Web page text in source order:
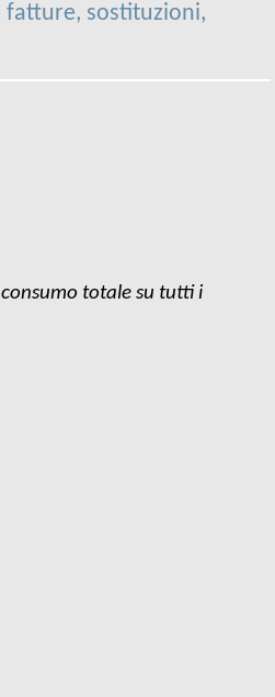
sostituzioni,
totale su tutti i